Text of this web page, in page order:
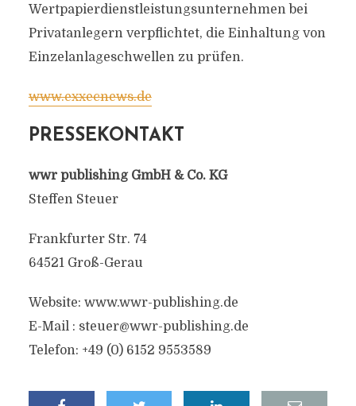
Wertpapierdienstleistungsunternehmen bei
Privatanlegern verpflichtet, die Einhaltung von
Einzelanlageschwellen zu prüfen.
www.exxecnews.de
PRESSEKONTAKT
wwr publishing GmbH & Co. KG
Steffen Steuer
Frankfurter Str. 74
64521 Groß-Gerau
Website: www.wwr-publishing.de
E-Mail : steuer@wwr-publishing.de
Telefon: +49 (0) 6152 9553589